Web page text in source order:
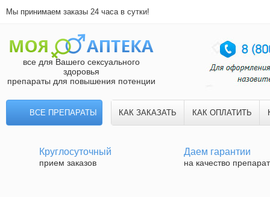
Мы принимаем заказы 24 часа в сутки!
все для Вашего сексуального
здоровья
препараты для повышения потенции
ВСЕ ПРЕПАРАТЫ КАК ЗАКАЗАТЬ КАК ОПЛАТИТЬ
Круглосуточный
прием заказов
Даем гарантии
на качество